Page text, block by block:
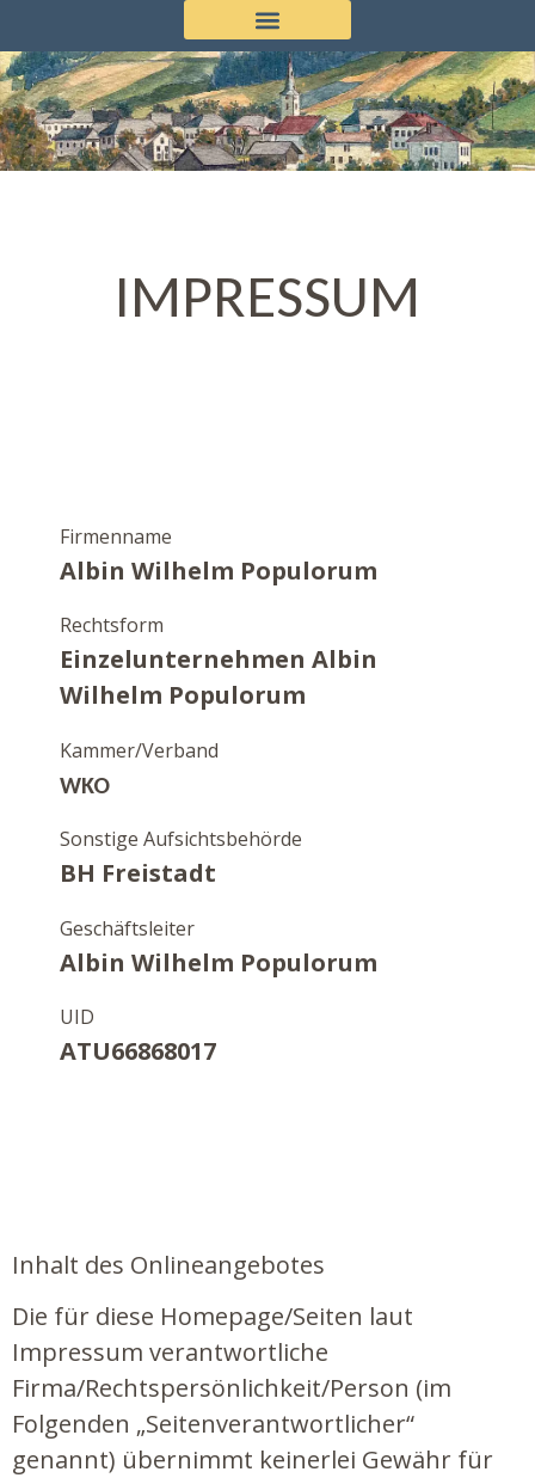
IMPRESSUM
Firmenname
Albin Wilhelm Populorum
Rechtsform
Einzelunternehmen Albin
Wilhelm Populorum
Kammer/Verband
WKO
Sonstige Aufsichtsbehörde
BH Freistadt
Geschäftsleiter
Albin Wilhelm Populorum
UID
ATU66868017
Inhalt des Onlineangebotes
Die für diese Homepage/Seiten laut
Impressum verantwortliche
Firma/Rechtspersönlichkeit/Person (im
Folgenden „Seitenverantwortlicher“
genannt) übernimmt keinerlei Gewähr für